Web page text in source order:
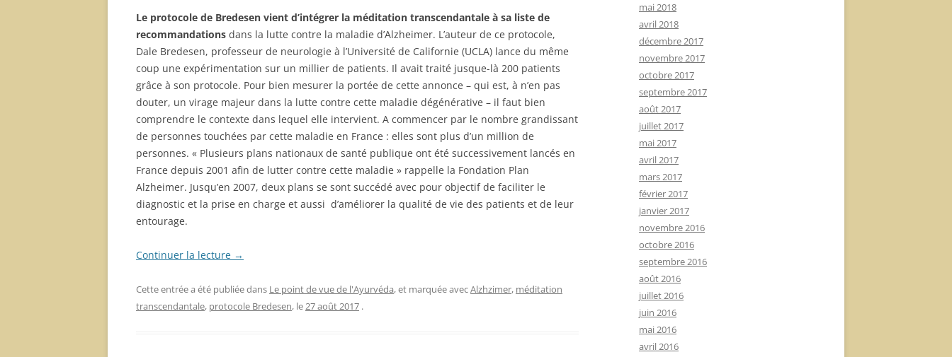
Le protocole de Bredesen vient d’intégrer la méditation transcendantale à sa liste de
recommandations dans la lutte contre la maladie d’Alzheimer. L’auteur de ce protocole,
Dale Bredesen, professeur de neurologie à l’Université de Californie (UCLA) lance du même
coup une expérimentation sur un millier de patients. Il avait traité jusque-là 200 patients
grâce à son protocole. Pour bien mesurer la portée de cette annonce – qui est, à n’en pas
douter, un virage majeur dans la lutte contre cette maladie dégénérative – il faut bien
comprendre le contexte dans lequel elle intervient. A commencer par le nombre grandissant
de personnes touchées par cette maladie en France : elles sont plus d’un million de
personnes. « Plusieurs plans nationaux de santé publique ont été successivement lancés en
France depuis 2001 afin de lutter contre cette maladie » rappelle la Fondation Plan
Alzheimer. Jusqu’en 2007, deux plans se sont succédé avec pour objectif de faciliter le
diagnostic et la prise en charge et aussi d’améliorer la qualité de vie des patients et de leur
entourage.
Continuer la lecture →
Cette entrée a été publiée dans Le point de vue de l'Ayurvéda, et marquée avecAlzhzimer, méditation
transcendantale, protocole Bredesen, le27 août 2017 .
mai 2018
avril 2018
décembre 2017
novembre 2017
octobre 2017
septembre 2017
août 2017
juillet 2017
mai 2017
avril 2017
mars 2017
février 2017
janvier 2017
novembre 2016
octobre 2016
septembre 2016
août 2016
juillet 2016
juin 2016
mai 2016
avril 2016